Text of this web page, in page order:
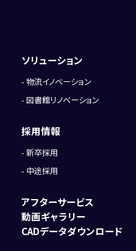
ソリューション
物流イノベーション
図書館リノベーション
採用情報
新卒採用
中途採用
アフターサービス
動画ギャラリー
CADデータダウンロード